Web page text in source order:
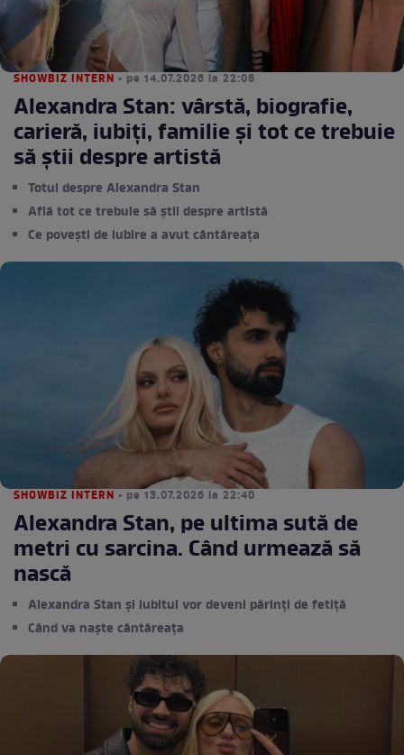
SHOWBIZ INTERN • pe 14.07.2026 la 22:08
Alexandra Stan: vârstă, biografie,
carieră, iubiți, familie și tot ce trebuie
să știi despre artistă
Totul despre Alexandra Stan
Află tot ce trebuie să știi despre artistă
Ce povești de iubire a avut cântăreața
SHOWBIZ INTERN • pe 13.07.2026 la 22:40
Alexandra Stan, pe ultima sută de
metri cu sarcina. Când urmează să
nască
Alexandra Stan și iubitul vor deveni părinți de fetiță
Când va naște cântăreața